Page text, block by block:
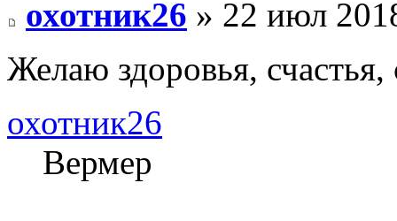
охотник26 » 22 июл
Желаю здоровья,
охотник26
Вермер